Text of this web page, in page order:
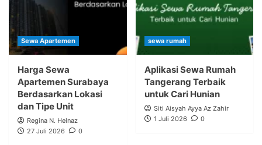
Sewa Apartemen
Harga Sewa
Apartemen Surabaya
Berdasarkan Lokasi
dan Tipe Unit
Regina N. Helnaz
27 Juli 2026
0
sewa rumah
Aplikasi Sewa Rumah
Tangerang Terbaik
untuk Cari Hunian
Siti Aisyah Ayya Az Zahir
1 Juli 2026
0